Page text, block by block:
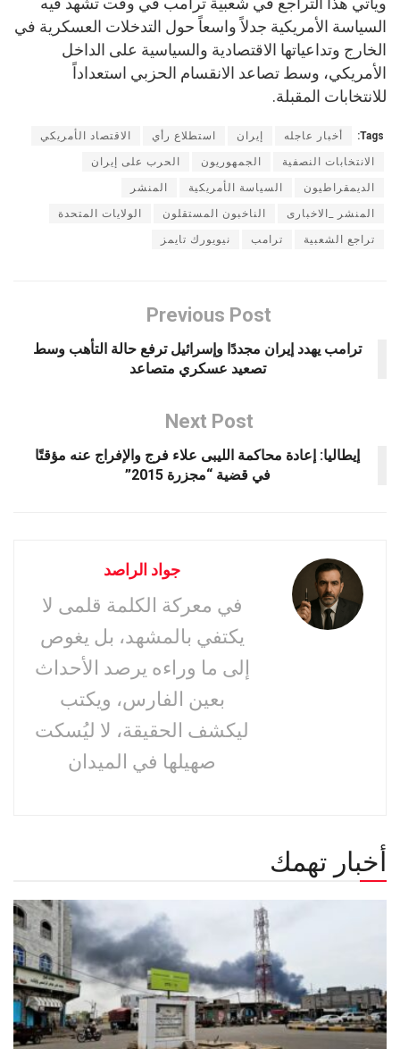
السياسة الأمريكية جدلاً واسعاً حول التدخلات العسكرية في
الخارج وتداعياتها الاقتصادية والسياسية على الداخل
الأمريكي، وسط تصاعد الانقسام الحزبي استعداداً
للانتخابات المقبلة.
Tags: أخبار عاجله إيران استطلاع رأي الاقتصاد الأمريكي
الانتخابات النصفية الجمهوريون الحرب على إيران
الديمقراطيون السياسة الأمريكية المنشر
المنشر _الاخبارى الناخبون المستقلون الولايات المتحدة
تراجع الشعبية ترامب نيويورك تايمز
Previous Post
ترامب يهدد إيران مجددًا وإسرائيل ترفع حالة التأهب وسط
تصعيد عسكري متصاعد
Next Post
إيطاليا: إعادة محاكمة الليبى علاء فرج والإفراج عنه مؤقتًا
في قضية “مجزرة 2015”
جواد الراصد
في معركة الكلمة قلمى لا
يكتفي بالمشهد، بل يغوص
إلى ما وراءه يرصد الأحداث
بعين الفارس، ويكتب
ليكشف الحقيقة، لا ليُسكت
صهيلها في الميدان
أخبار تهمك